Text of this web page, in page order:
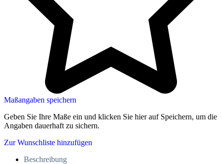
Maßangaben speichern
Geben Sie Ihre Maße ein und klicken Sie hier auf Speichern, um die
Angaben dauerhaft zu sichern.
Zur Wunschliste hinzufügen
Beschreibung